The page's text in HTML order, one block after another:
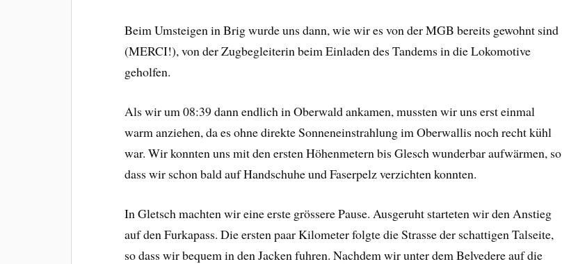
Beim Umsteigen in Brig wurde uns dann, wie wir es von der MGB bereits gewohnt sind
(MERCI!), von der Zugbegleiterin beim Einladen des Tandems in die Lokomotive
geholfen.
Als wir um 08:39 dann endlich in Oberwald ankamen, mussten wir uns erst einmal
warm anziehen, da es ohne direkte Sonneneinstrahlung im Oberwallis noch recht kühl
war. Wir konnten uns mit den ersten Höhenmetern bis Glesch wunderbar aufwärmen, so
dass wir schon bald auf Handschuhe und Faserpelz verzichten konnten.
In Gletsch machten wir eine erste grössere Pause. Ausgeruht starteten wir den Anstieg
auf den Furkapass. Die ersten paar Kilometer folgte die Strasse der schattigen Talseite,
so dass wir bequem in den Jacken fuhren. Nachdem wir unter dem Belvedere auf die